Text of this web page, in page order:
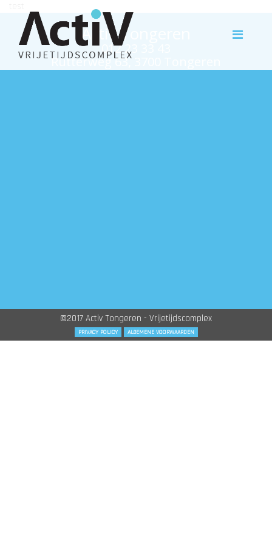
Activ Tongeren
012 23 33 43
Rutterweg 63, 3700 Tongeren
©2017 Activ Tongeren - Vrijetijdscomplex
PRIVACY POLICY ALGEMENE VOORWAARDEN